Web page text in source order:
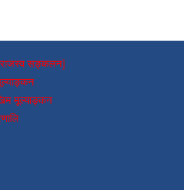
राजस्व सङ्कलन]
मूल्याङ्कन